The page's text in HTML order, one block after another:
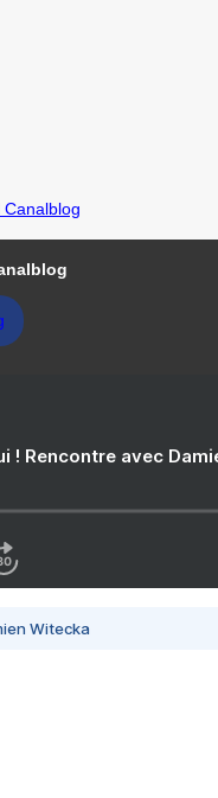
! Rencontre avec
Witecka